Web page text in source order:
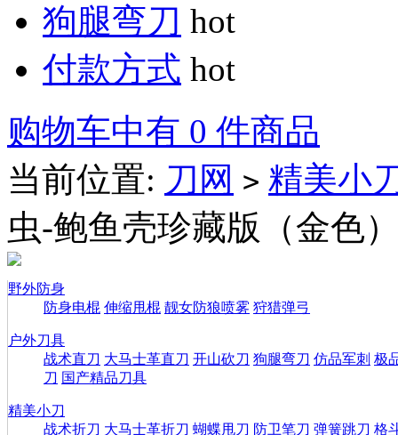
狗腿弯刀 hot
付款方式 hot
购物车中有 0 件商品
当前位置: 刀网 > 精美小
虫-鲍鱼壳珍藏版（金色
野外防身
防身电棍 伸缩甩棍 靓女防狼喷雾 狩猎弹弓
户外刀具
战术直刀 大马士革直刀 开山砍刀 狗腿弯刀 仿品军刺 极
刀 国产精品刀具
精美小刀
战术折刀 大马士革折刀 蝴蝶甩刀 防卫笔刀 弹簧跳刀 格